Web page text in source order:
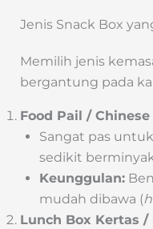
Jenis Snack Box
Memilih jenis
bergantung pada
Food Pail / Chinese
Sangat pas
sedikit
Keunggulan:
mudah dibawa (
Lunch Box Kertas /